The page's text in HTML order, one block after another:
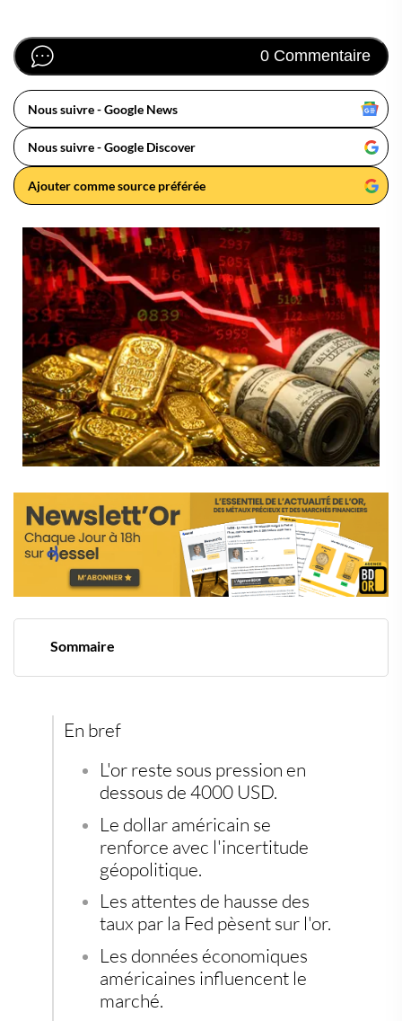
0 Commentaire
Nous suivre - Google News
Nous suivre - Google Discover
Ajouter comme source préférée
Sommaire
Investissements alternatifs pour sécuriser son épargne
En bref
L'or reste sous pression en
dessous de 4000 USD.
Le dollar américain se
renforce avec l'incertitude
géopolitique.
Les attentes de hausse des
taux par la Fed pèsent sur l'or.
Les données économiques
américaines influencent le
marché.